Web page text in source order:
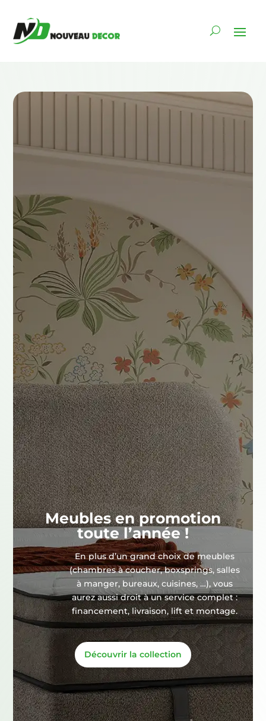
Meubles en promotion
toute l’année !
En plus d’un grand choix de meubles
(chambres à coucher, boxsprings, salles
à manger, bureaux, cuisines, …), vous
aurez aussi droit à un service complet :
financement, livraison, lift et montage.
Découvrir la collection